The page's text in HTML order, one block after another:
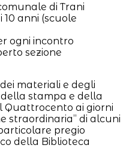
di Trani
10 anni (scuole
ogni incontro
sezione
materiali e degli
stampa e della
Quattrocento ai giorni
straordinaria” di alcuni
pregio
della Biblioteca